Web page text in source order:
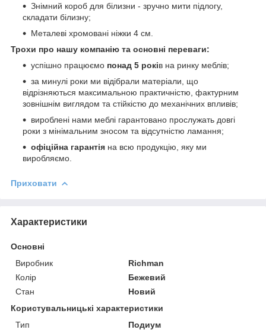
Знімний короб для білизни - зручно мити підлогу,
складати білизну;
Металеві хромовані ніжки 4 см.
Трохи про нашу компанію та основні переваги:
успішно працюємо понад 5 років на ринку меблів;
за минулі роки ми відібрали матеріали, що
відрізняються максимальною практичністю, фактурним
зовнішнім виглядом та стійкістю до механічних впливів;
вироблені нами меблі гарантовано прослужать довгі
роки з мінімальним зносом та відсутністю ламання;
офіційна гарантія на всю продукцію, яку ми
виробляємо.
Приховати
Характеристики
Основні
Виробник
Richman
Колір
Бежевий
Стан
Новий
Користувальницькі характеристики
Тип
Подиум